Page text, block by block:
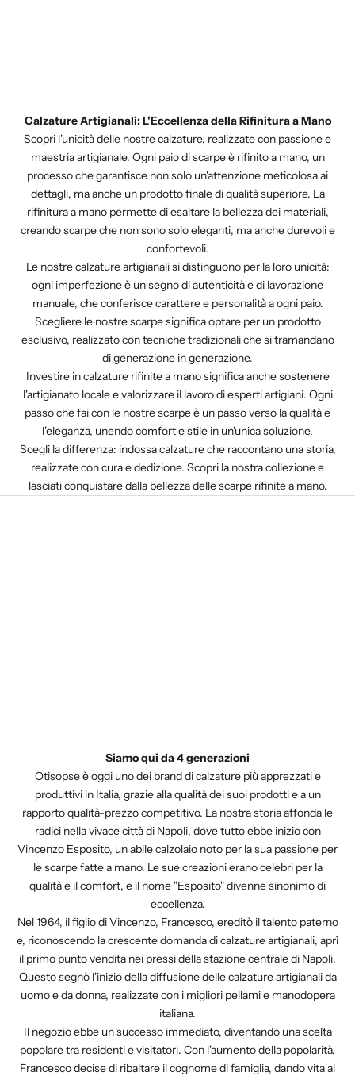
Calzature Artigianali: L'Eccellenza della Rifinitura a Mano
Scopri l'unicità delle nostre calzature, realizzate con passione e
maestria artigianale. Ogni paio di scarpe è rifinito a mano, un
processo che garantisce non solo un'attenzione meticolosa ai
dettagli, ma anche un prodotto finale di qualità superiore. La
rifinitura a mano permette di esaltare la bellezza dei materiali,
creando scarpe che non sono solo eleganti, ma anche durevoli e
confortevoli.
Le nostre calzature artigianali si distinguono per la loro unicità:
ogni imperfezione è un segno di autenticità e di lavorazione
manuale, che conferisce carattere e personalità a ogni paio.
Scegliere le nostre scarpe significa optare per un prodotto
esclusivo, realizzato con tecniche tradizionali che si tramandano
di generazione in generazione.
Investire in calzature rifinite a mano significa anche sostenere
l'artigianato locale e valorizzare il lavoro di esperti artigiani. Ogni
passo che fai con le nostre scarpe è un passo verso la qualità e
l'eleganza, unendo comfort e stile in un'unica soluzione.
Scegli la differenza: indossa calzature che raccontano una storia,
realizzate con cura e dedizione. Scopri la nostra collezione e
lasciati conquistare dalla bellezza delle scarpe rifinite a mano.
Siamo qui da 4 generazioni
Otisopse è oggi uno dei brand di calzature più apprezzati e
produttivi in Italia, grazie alla qualità dei suoi prodotti e a un
rapporto qualità-prezzo competitivo. La nostra storia affonda le
radici nella vivace città di Napoli, dove tutto ebbe inizio con
Vincenzo Esposito, un abile calzolaio noto per la sua passione per
le scarpe fatte a mano. Le sue creazioni erano celebri per la
qualità e il comfort, e il nome "Esposito" divenne sinonimo di
eccellenza.
Nel 1964, il figlio di Vincenzo, Francesco, ereditò il talento paterno
e, riconoscendo la crescente domanda di calzature artigianali, aprì
il primo punto vendita nei pressi della stazione centrale di Napoli.
Questo segnò l'inizio della diffusione delle calzature artigianali da
uomo e da donna, realizzate con i migliori pellami e manodopera
italiana.
Il negozio ebbe un successo immediato, diventando una scelta
popolare tra residenti e visitatori. Con l'aumento della popolarità,
Francesco decise di ribaltare il cognome di famiglia, dando vita al